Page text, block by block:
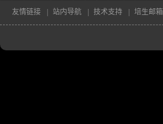
友情链接 站内导航 技术支持 培生邮箱